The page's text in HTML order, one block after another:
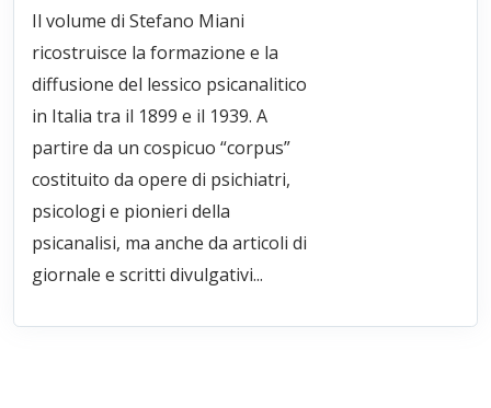
Il volume di Stefano Miani
ricostruisce la formazione e la
diffusione del lessico psicanalitico
in Italia tra il 1899 e il 1939. A
partire da un cospicuo “corpus”
costituito da opere di psichiatri,
psicologi e pionieri della
psicanalisi, ma anche da articoli di
giornale e scritti divulgativi...